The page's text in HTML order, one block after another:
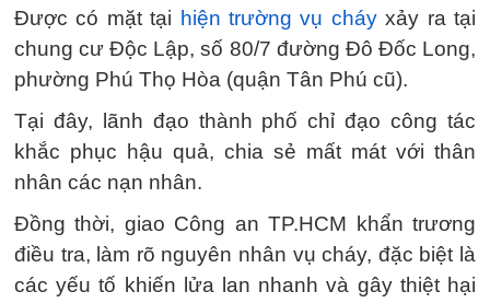
Được có mặt tại hiện trường vụ cháyxảy ra tại
chung cư Độc Lập, số 80/7 đường Đô Đốc Long,
phường Phú Thọ Hòa (quận Tân Phú cũ).
Tại đây, lãnh đạo thành phố chỉ đạo công tác
khắc phục hậu quả, chia sẻ mất mát với thân
nhân các nạn nhân.
Đồng thời, giao Công an TP.HCM khẩn trương
điều tra, làm rõ nguyên nhân vụ cháy, đặc biệt là
các yếu tố khiến lửa lan nhanh và gây thiệt hại